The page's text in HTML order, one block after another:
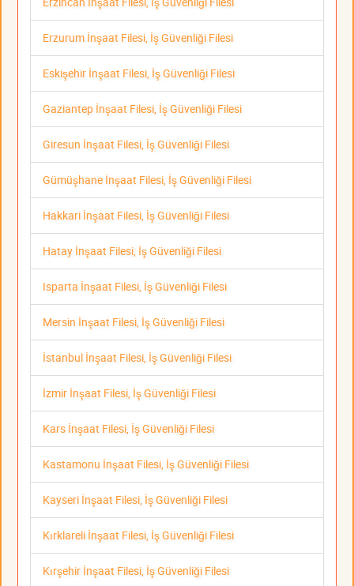
Erzurum İnşaat Filesi, İş Güvenliği Filesi
Eskişehir İnşaat Filesi, İş Güvenliği Filesi
Gaziantep İnşaat Filesi, İş Güvenliği Filesi
Giresun İnşaat Filesi, İş Güvenliği Filesi
Gümüşhane İnşaat Filesi, İş Güvenliği Filesi
Hakkari İnşaat Filesi, İş Güvenliği Filesi
Hatay İnşaat Filesi, İş Güvenliği Filesi
Isparta İnşaat Filesi, İş Güvenliği Filesi
Mersin İnşaat Filesi, İş Güvenliği Filesi
İstanbul İnşaat Filesi, İş Güvenliği Filesi
İzmir İnşaat Filesi, İş Güvenliği Filesi
Kars İnşaat Filesi, İş Güvenliği Filesi
Kastamonu İnşaat Filesi, İş Güvenliği Filesi
Kayseri İnşaat Filesi, İş Güvenliği Filesi
Kırklareli İnşaat Filesi, İş Güvenliği Filesi
Kırşehir İnşaat Filesi, İş Güvenliği Filesi